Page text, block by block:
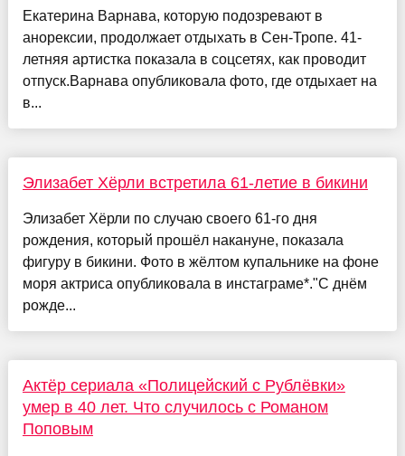
Екатерина Варнава, которую подозревают в
анорексии, продолжает отдыхать в Сен-Тропе. 41-
летняя артистка показала в соцсетях, как проводит
отпуск.Варнава опубликовала фото, где отдыхает на
в...
Элизабет Хёрли встретила 61-летие в бикини
Элизабет Хёрли по случаю своего 61-го дня
рождения, который прошёл накануне, показала
фигуру в бикини. Фото в жёлтом купальнике на фоне
моря актриса опубликовала в инстаграме*."С днём
рожде...
Актёр сериала «Полицейский с Рублёвки»
умер в 40 лет. Что случилось с Романом
Поповым